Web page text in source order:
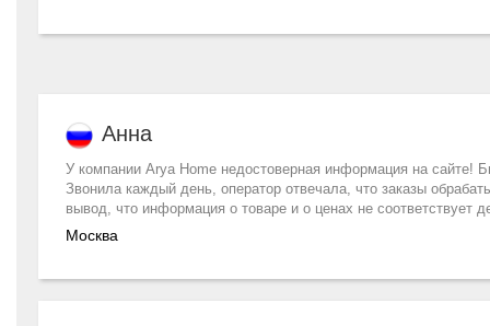
Анна
У компании Arya Home недостоверная информация на сайте!
Звонила каждый день, оператор отвечала, что заказы
вывод, что информация о товаре и о ценах не соответствует
Москва